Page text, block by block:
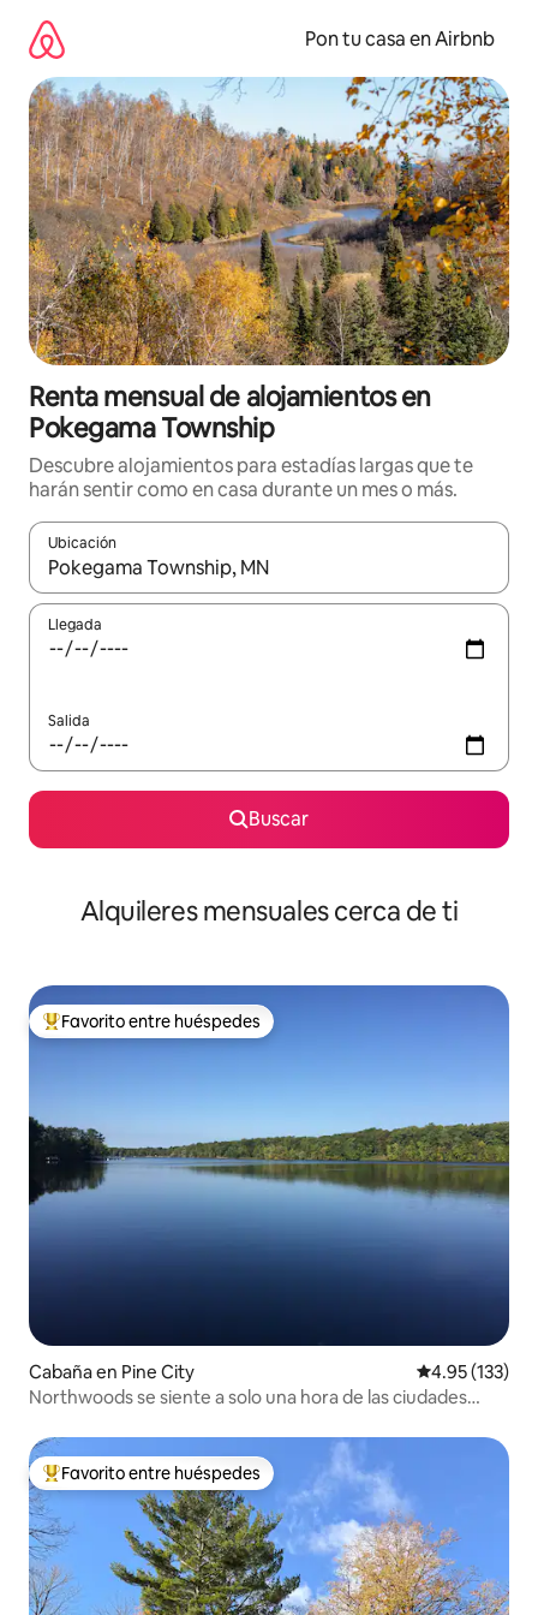
contenido
Pon tu casa en Airbnb
Renta mensual de alojamientos en
Pokegama Township
Descubre alojamientos para estadías largas que te
harán sentir como en casa durante un mes o más.
Ubicación
Cuando los resultados estén disponibles, navega con las
Llegada
Salida
Buscar
Alquileres mensuales cerca de ti
Favorito entre huéspedes preferido
Favorito entre huéspedes
Cabaña en Pine City Calificación
4.95 (133)
Northwoods se siente a solo una hora de las ciudades
Favorito entre huéspedes preferido
Favorito entre huéspedes